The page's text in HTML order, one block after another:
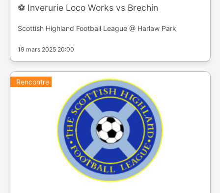
⚽️ Inverurie Loco Works vs Brechin
Scottish Highland Football League @ Harlaw Park
19 mars 2025 20:00
Rencontre